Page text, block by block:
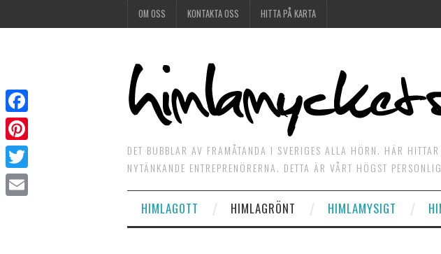
OM OSS KONTAKTA OSS HITTA PÅ KARTA
DET BUBBLAR AV FRAMÅTANDA I SVERIGES ALLA HÖRN. HÄR
NYTÄNKANDE ENTREPRENÖRERNA. DETTA ÄR VÅRT HÖGST
HIMLAGOTT HIMLAGRÖNT HIMLAMYSIGT
Facebook
Pinterest
Twitter